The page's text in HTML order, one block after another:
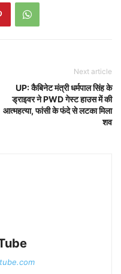
Next article
UP: कैबिनेट मंत्री धर्मपाल सिंह के
ड्राइवर ने PWD गेस्ट हाउस में की
आत्महत्या, फांसी के फंदे से लटका मिला
शव